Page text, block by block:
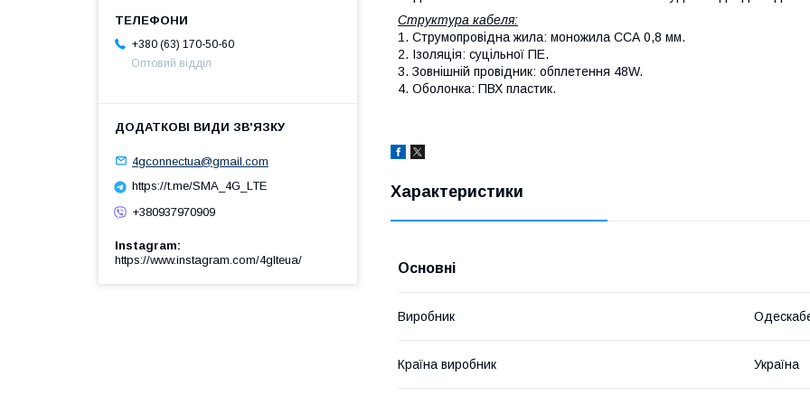
Структура кабеля:
1. Струмопровідна жила: моножила ССА 0,8 мм.
2. Ізоляція: суцільної ПЕ.
3. Зовнішній провідник: обплетення 48W.
4. Оболонка: ПВХ пластик.
Характеристики
Основні
Виробник
Країна виробник Україна
+380 (63) 170-50-60
Оптовий відділ
4gconnectua@gmail.com
https://t.me/SMA_4G_LTE
+380937970909
Instagram
https://www.instagram.com/4glteua/